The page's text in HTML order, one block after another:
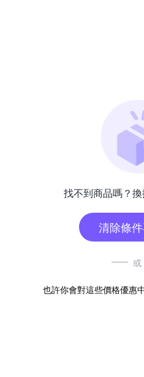
找不到商品嗎？換
清除條
或
也許你會對這些價格優惠